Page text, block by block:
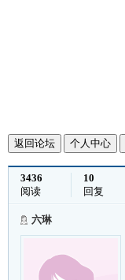
返回论坛 个人中心
3436
阅读
10
回复
六琳